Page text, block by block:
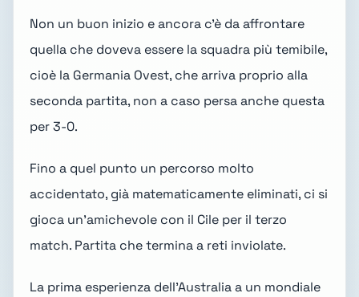
Non un buon inizio e ancora c'è da affrontare
quella che doveva essere la squadra più temibile,
cioè la Germania Ovest, che arriva proprio alla
seconda partita, non a caso persa anche questa
per 3-0.
Fino a quel punto un percorso molto
accidentato, già matematicamente eliminati, ci si
gioca un'amichevole con il Cile per il terzo
match. Partita che termina a reti inviolate.
La prima esperienza dell'Australia a un mondiale